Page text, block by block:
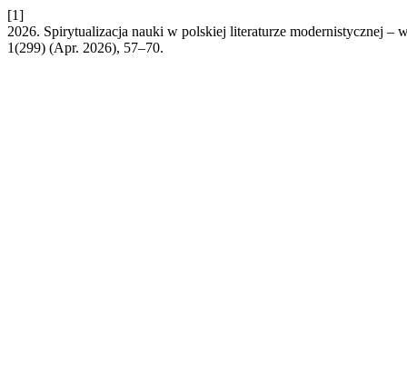
[1]
2026. Spirytualizacja nauki w polskiej literaturze modernistycznej –
1(299) (Apr. 2026), 57–70.